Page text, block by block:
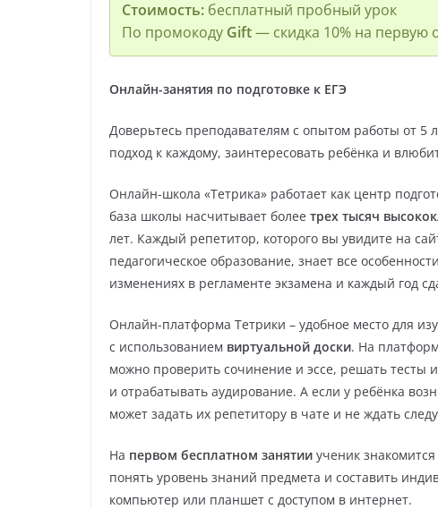
Стоимость:бесплатный пробный урок
По промокоду Gift— скидка 10% на первую
Онлайн-занятия по подготовке к ЕГЭ
Доверьтесь преподавателям с опытом работы от
подход к каждому, заинтересовать ребёнка и
Онлайн-школа «Тетрика» работает как центр
база школы насчитывает более трех тысяч
лет. Каждый репетитор, которого вы увидите на
педагогическое образование, знает все
изменениях в регламенте экзамена и каждый год
Онлайн-платформа Тетрики – удобное место для
с использованием виртуальной доски. На
можно проверить сочинение и эссе, решать тесты
и отрабатывать аудирование. А если у ребёнка
может задать их репетитору в чате и не ждать
На первом бесплатном занятии ученик
понять уровень знаний предмета и составить
компьютер или планшет с доступом в интернет.